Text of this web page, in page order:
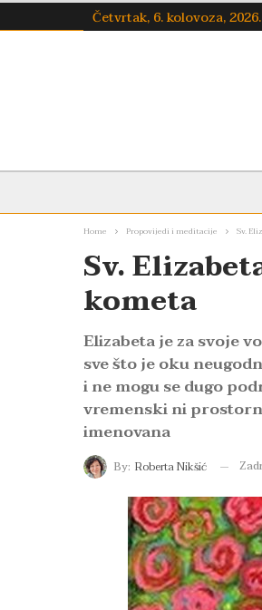
Četvrtak, 6. kolovoza, 2026.
Home Propovijedi i meditacije Sv.
Sv.
kometa
Elizabeta je za svoje
sve što je oku
i ne mogu se dugo
vremenski ni
imenovana
By: Roberta Nikšić